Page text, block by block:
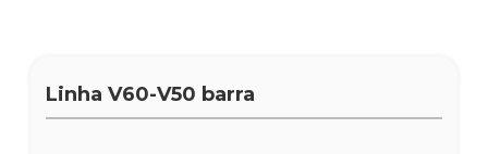
Linha V60-V50 barra